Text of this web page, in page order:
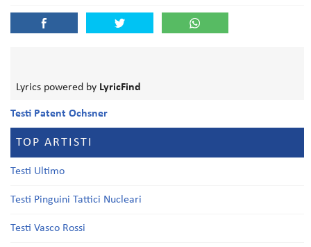
Lyrics powered by LyricFind
Testi Patent Ochsner
TOP ARTISTI
Testi Ultimo
Testi Pinguini Tattici Nucleari
Testi Vasco Rossi